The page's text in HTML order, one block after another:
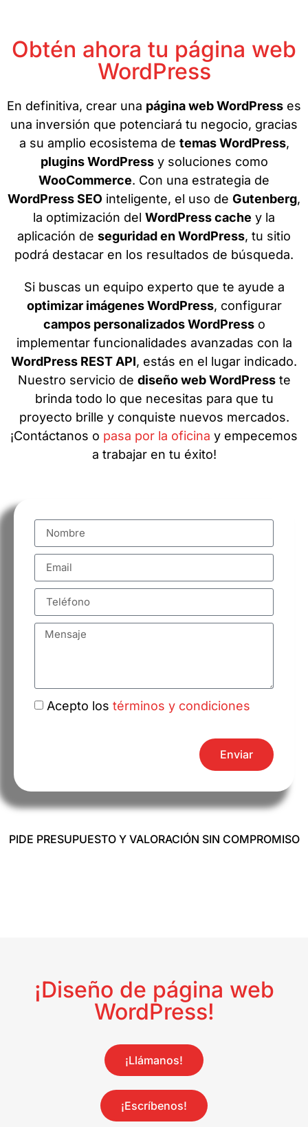
Obtén ahora tu página web
WordPress
En definitiva, crear una página web WordPress es
una inversión que potenciará tu negocio, gracias
a su amplio ecosistema de temas WordPress,
plugins WordPressy soluciones como
WooCommerce. Con una estrategia de
WordPress SEO inteligente, el uso de Gutenberg,
la optimización del WordPress cache y la
aplicación de seguridad en WordPress, tu sitio
podrá destacar en los resultados de búsqueda.
Si buscas un equipo experto que te ayude a
optimizar imágenes WordPress, configurar
campos personalizados WordPresso
implementar funcionalidades avanzadas con la
WordPress REST API, estás en el lugar indicado.
Nuestro servicio de diseño web WordPresste
brinda todo lo que necesitas para que tu
proyecto brille y conquiste nuevos mercados.
¡Contáctanos o pasa por la oficina y empecemos
a trabajar en tu éxito!
Acepto los términos y condiciones
Enviar
PIDE PRESUPUESTO Y VALORACIÓN SIN COMPROMISO
¡Diseño de página web
WordPress!
¡Llámanos!
¡Escríbenos!